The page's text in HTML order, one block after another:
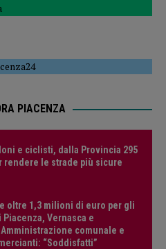
PIACENZA
e ciclisti, dalla Provincia 295
rendere le strade più sicure
oltre 1,3 milioni di euro per gli
Piacenza, Vernasca e
comunale e
“Soddisfatti”